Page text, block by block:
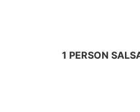
1 PERSON